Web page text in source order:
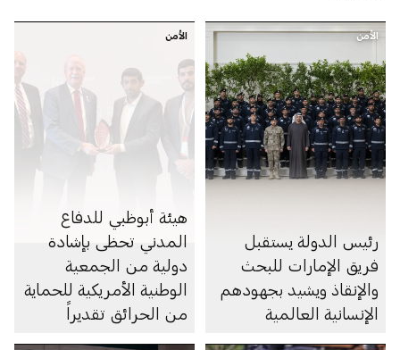
الأمن
رئيس الدولة يستقبل
فريق الإمارات للبحث
والإنقاذ ويشيد بجهودهم
الإنسانية العالمية
الأمن
هيئة أبوظبي للدفاع
المدني تحظى بإشادة
دولية من الجمعية
الوطنية الأمريكية للحماية
من الحرائق تقديراً